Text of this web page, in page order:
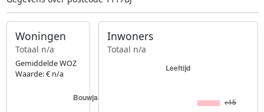
Woningen
Totaal n/a
Gemiddelde WOZ
Waarde: € n/a
Inwoners
Totaal n/a